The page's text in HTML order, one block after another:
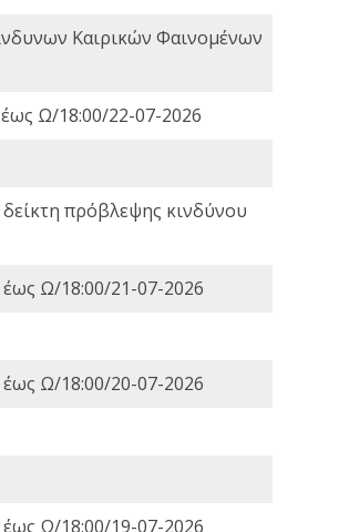
Καιρικών Φαινομένων
Ω/18:00/22-07-2026
πρόβλεψης κινδύνου
έως Ω/18:00/21-07-2026
έως Ω/18:00/20-07-2026
έως Ω/18:00/19-07-2026